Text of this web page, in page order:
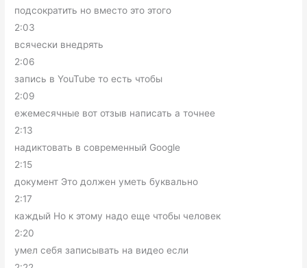
подсократить но вместо это этого
2:03
всячески внедрять
2:06
запись в YouTube то есть чтобы
2:09
ежемесячные вот отзыв написать а точнее
2:13
надиктовать в современный Google
2:15
документ Это должен уметь буквально
2:17
каждый Но к этому надо еще чтобы человек
2:20
умел себя записывать на видео если